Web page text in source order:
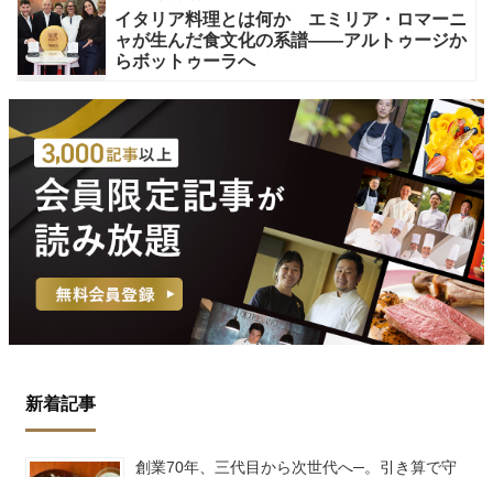
イタリア料理とは何か エミリア・ロマーニ
ャが生んだ食文化の系譜——アルトゥージか
らボットゥーラへ
新着記事
創業70年、三代目から次世代へ─。引き算で守